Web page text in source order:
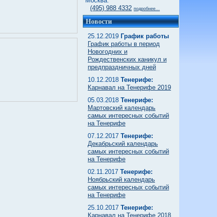
(495) 988 4332 подробнее...
Новости
25.12.2019 График работы
График работы в период
Новогодних и
Рождественских каникул и
предпраздничных дней
10.12.2018 Тенерифе:
Карнавал на Тенерифе 2019
05.03.2018 Тенерифе:
Мартовский календарь
самых интересных событий
на Тенерифе
07.12.2017 Тенерифе:
Декабрьский календарь
самых интересных событий
на Тенерифе
02.11.2017 Тенерифе:
Ноябрьский календарь
самых интересных событий
на Тенерифе
25.10.2017 Тенерифе:
Карнавал на Тенерифе 2018